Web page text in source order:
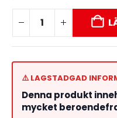
⚠️ LAGSTADGAD
Denna produkt
mycket